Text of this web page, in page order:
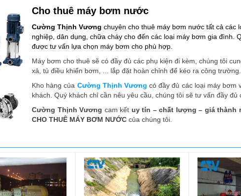
Cho thuê máy bơm nước
Cường Thịnh Vương chuyên cho thuê máy bơm nước tất cả các
nghiệp, dân dụng, chữa cháy cho đến các loại máy bơm gia đình.
được tư vấn lựa chọn máy bơm cho phù hợp.
Máy bơm cho thuê sẽ có đầy đủ các phụ kiện đi kèm, chúng tôi
xả, tủ điều khiển bơm, ... lắp đặt hoàn chỉnh để kéo ra công trường.
Kho hàng của Cường Thịnh Vương có đầy đủ các loại máy bơm
khách. Quý khách chỉ cần nêu yêu cầu, chúng tôi sẽ tư vấn đầy đủ
Cường Thịnh Vương cam kết uy tín – chất lượng – giá thành
CHO THUÊ MÁY BƠM NƯỚC của chúng tôi.